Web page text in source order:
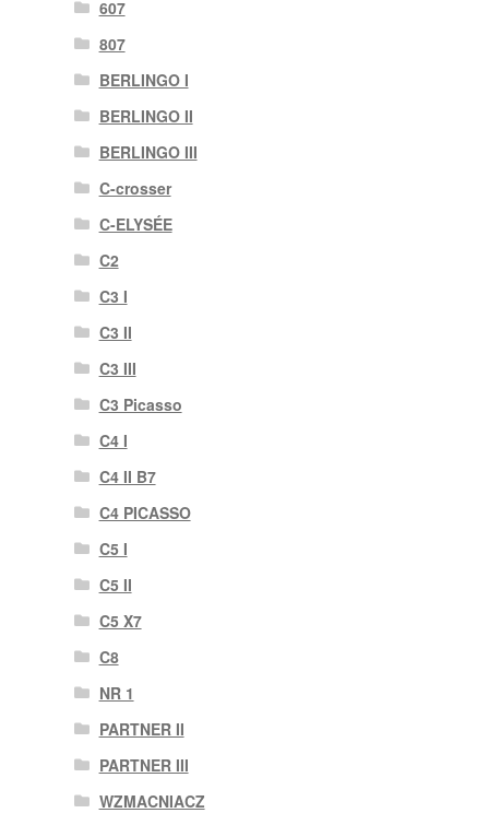
607
807
BERLINGO I
BERLINGO II
BERLINGO III
C-crosser
C-ELYSÉE
C2
C3 I
C3 II
C3 III
C3 Picasso
C4 I
C4 II B7
C4 PICASSO
C5 I
C5 II
C5 X7
C8
NR 1
PARTNER II
PARTNER III
WZMACNIACZ